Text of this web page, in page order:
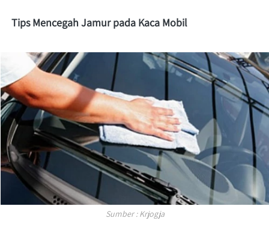
Tips Mencegah Jamur pada Kaca Mobil
Sumber : Krjogja